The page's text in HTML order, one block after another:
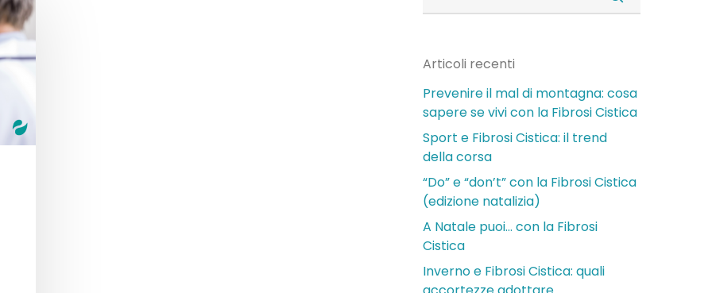
Articoli recenti
Prevenire il mal di montagna: cosa
sapere se vivi con la Fibrosi Cistica
Sport e Fibrosi Cistica: il trend
della corsa
“Do” e “don’t” con la Fibrosi Cistica
(edizione natalizia)
A Natale puoi… con la Fibrosi
Cistica
Inverno e Fibrosi Cistica: quali